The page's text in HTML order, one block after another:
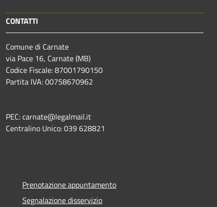
CONTATTI
Comune di Carnate
via Pace 16, Carnate (MB)
Codice Fiscale: 87001790150
Partita IVA: 00758670962
PEC: carnate@legalmail.it
Centralino Unico: 039 628821
Prenotazione appuntamento
Segnalazione disservizio